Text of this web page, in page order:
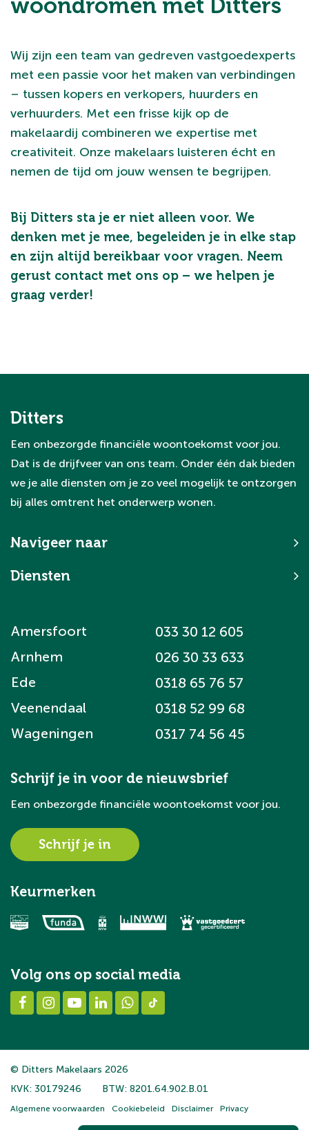
woondromen met Ditters
Wij zijn een team van gedreven vastgoedexperts
met een passie voor het maken van verbindingen
– tussen kopers en verkopers, huurders en
verhuurders. Met een frisse kijk op de
makelaardij combineren we expertise met
creativiteit. Onze makelaars luisteren écht en
nemen de tijd om jouw wensen te begrijpen.
Bij Ditters sta je er niet alleen voor. We
denken met je mee, begeleiden je in elke stap
en zijn altijd bereikbaar voor vragen. Neem
gerust contact met ons op – we helpen je
graag verder!
Ditters
Een onbezorgde financiële woontoekomst voor jou.
Dat is de drijfveer van ons team. Onder één dak bieden
we je alle diensten om je zo veel mogelijk te ontzorgen
bij alles omtrent het onderwerp wonen.
Navigeer naar
Diensten
Amersfoort
033 30 12 605
Arnhem
026 30 33 633
Ede
0318 65 76 57
Veenendaal
0318 52 99 68
Wageningen
0317 74 56 45
Schrijf je in voor de nieuwsbrief
Een onbezorgde financiële woontoekomst voor jou.
Schrijf je in
Keurmerken
Volg ons op social media
© Ditters Makelaars 2026
KVK: 30179246
BTW: 8201.64.902.B.01
Algemene voorwaarden Cookiebeleid Disclaimer Privacy